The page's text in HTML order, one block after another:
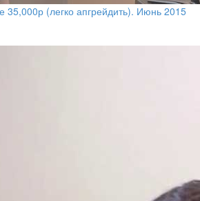
35,000р (легко апгрейдить). Июнь 2015